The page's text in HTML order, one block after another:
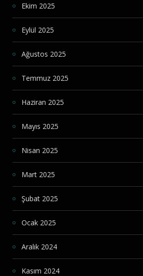
Ekim 2025
Eylül 2025
Ağustos 2025
Temmuz 2025
Haziran 2025
Mayıs 2025
Nisan 2025
Mart 2025
Şubat 2025
Ocak 2025
Aralık 2024
Kasım 2024